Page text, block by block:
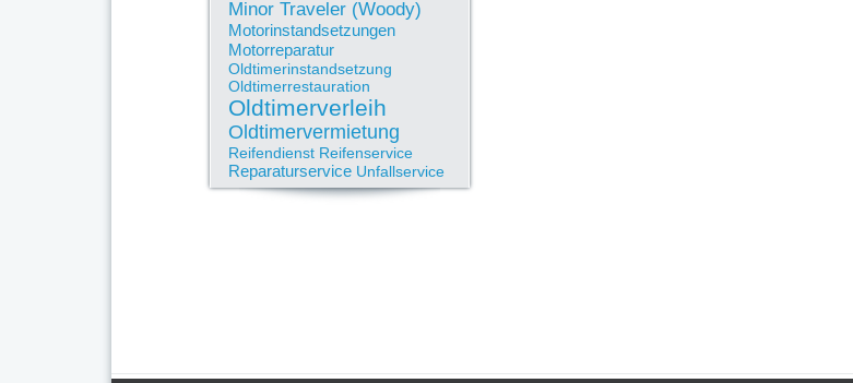
Minor Traveler (Woody)
Motorinstandsetzungen
Motorreparatur
Oldtimerinstandsetzung
Oldtimerrestauration
Oldtimerverleih
Oldtimervermietung
Reifendienst Reifenservice
Reparaturservice Unfallservice